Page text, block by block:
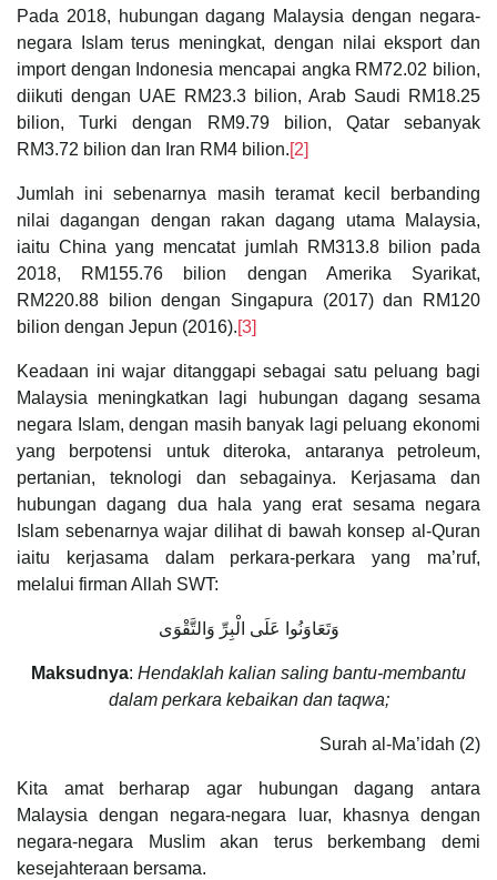
Pada 2018, hubungan dagang Malaysia dengan negara-
negara Islam terus meningkat, dengan nilai eksport dan
import dengan Indonesia mencapai angka RM72.02 bilion,
diikuti dengan UAE RM23.3 bilion, Arab Saudi RM18.25
bilion, Turki dengan RM9.79 bilion, Qatar sebanyak
RM3.72 bilion dan Iran RM4 bilion.[2]
Jumlah ini sebenarnya masih teramat kecil berbanding
nilai dagangan dengan rakan dagang utama Malaysia,
iaitu China yang mencatat jumlah RM313.8 bilion pada
2018, RM155.76 bilion dengan Amerika Syarikat,
RM220.88 bilion dengan Singapura (2017) dan RM120
bilion dengan Jepun (2016).[3]
Keadaan ini wajar ditanggapi sebagai satu peluang bagi
Malaysia meningkatkan lagi hubungan dagang sesama
negara Islam, dengan masih banyak lagi peluang ekonomi
yang berpotensi untuk diteroka, antaranya petroleum,
pertanian, teknologi dan sebagainya. Kerjasama dan
hubungan dagang dua hala yang erat sesama negara
Islam sebenarnya wajar dilihat di bawah konsep al-Quran
iaitu kerjasama dalam perkara-perkara yang ma’ruf,
melalui firman Allah SWT:
وَتَعَاوَنُوا عَلَى الْبِرِّ وَالتَّقْوَى
Maksudnya: Hendaklah kalian saling bantu-membantu
dalam perkara kebaikan dan taqwa;
Surah al-Ma’idah (2)
Kita amat berharap agar hubungan dagang antara
Malaysia dengan negara-negara luar, khasnya dengan
negara-negara Muslim akan terus berkembang demi
kesejahteraan bersama.